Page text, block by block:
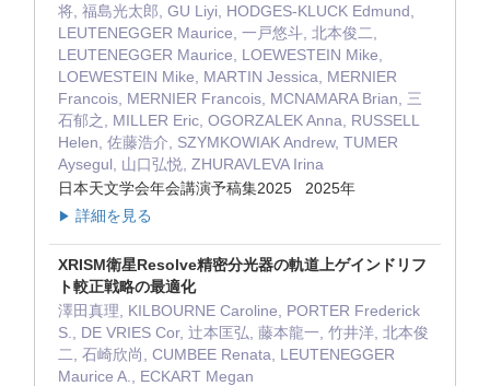
将, 福島光太郎, GU Liyi, HODGES-KLUCK Edmund,
LEUTENEGGER Maurice, 一戸悠斗, 北本俊二,
LEUTENEGGER Maurice, LOEWESTEIN Mike,
LOEWESTEIN Mike, MARTIN Jessica, MERNIER
Francois, MERNIER Francois, MCNAMARA Brian, 三
石郁之, MILLER Eric, OGORZALEK Anna, RUSSELL
Helen, 佐藤浩介, SZYMKOWIAK Andrew, TUMER
Aysegul, 山口弘悦, ZHURAVLEVA Irina
日本天文学会年会講演予稿集2025 2025年
▶ 詳細を見る
XRISM衛星Resolve精密分光器の軌道上ゲインドリフ
ト較正戦略の最適化
澤田真理, KILBOURNE Caroline, PORTER Frederick
S., DE VRIES Cor, 辻本匡弘, 藤本龍一, 竹井洋, 北本俊
二, 石崎欣尚, CUMBEE Renata, LEUTENEGGER
Maurice A., ECKART Megan